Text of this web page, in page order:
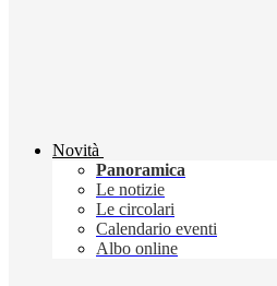
Novità
Panoramica
Le notizie
Le circolari
Calendario eventi
Albo online